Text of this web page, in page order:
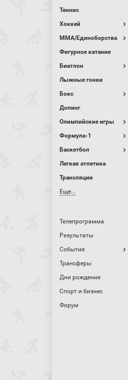
Теннис
Хоккей
MMA/Единоборства
Фигурное катание
Биатлон
Лыжные гонки
Бокс
Допинг
Олимпийские игры
Формула-1
Баскетбол
Легкая атлетика
Трансляции
Еще...
Телепрограмма
Результаты
События
Трансферы
Дни рождения
Спорт и бизнес
Форум